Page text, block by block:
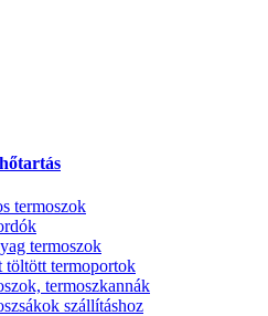
termoszok
termoszok
töltött termoportok
termoszkannák
szállításhoz